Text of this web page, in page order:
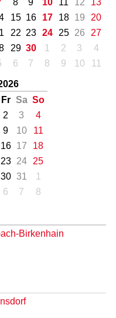
8 9 10 11 12
13
15 16 17 18 19
20
22 23 24 25 26
27
29 30 1 2 3
4
6 7 8 9 10 11
Fr Sa So
2 3
4
9 10
11
16 17
18
23 24
25
30 31
1
6 7 8
Birkenhain